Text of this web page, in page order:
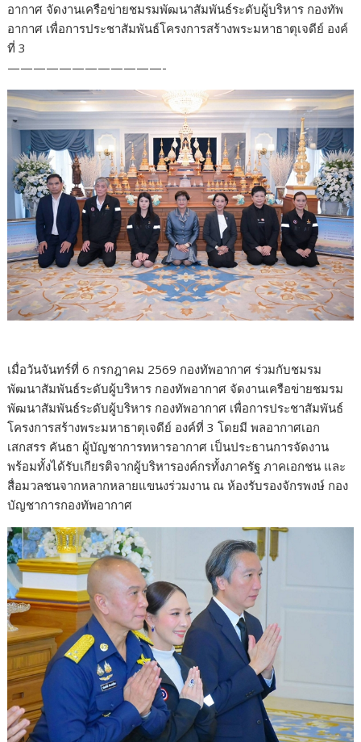
อากาศ จัดงานเครือข่ายชมรมพัฒนาสัมพันธ์ระดับผู้บริหาร กองทัพ
อากาศ เพื่อการประชาสัมพันธ์โครงการสร้างพระมหาธาตุเจดีย์ องค์
ที่ 3
————————————-
เมื่อวันจันทร์ที่ 6 กรกฎาคม 2569 กองทัพอากาศ ร่วมกับชมรม
พัฒนาสัมพันธ์ระดับผู้บริหาร กองทัพอากาศ จัดงานเครือข่ายชมรม
พัฒนาสัมพันธ์ระดับผู้บริหาร กองทัพอากาศ เพื่อการประชาสัมพันธ์
โครงการสร้างพระมหาธาตุเจดีย์ องค์ที่ 3 โดยมี พลอากาศเอก
เสกสรร คันธา ผู้บัญชาการทหารอากาศ เป็นประธานการจัดงาน
พร้อมทั้งได้รับเกียรติจากผู้บริหารองค์กรทั้งภาครัฐ ภาคเอกชน และ
สื่อมวลชนจากหลากหลายแขนงร่วมงาน ณ ห้องรับรองจักรพงษ์ กอง
บัญชาการกองทัพอากาศ